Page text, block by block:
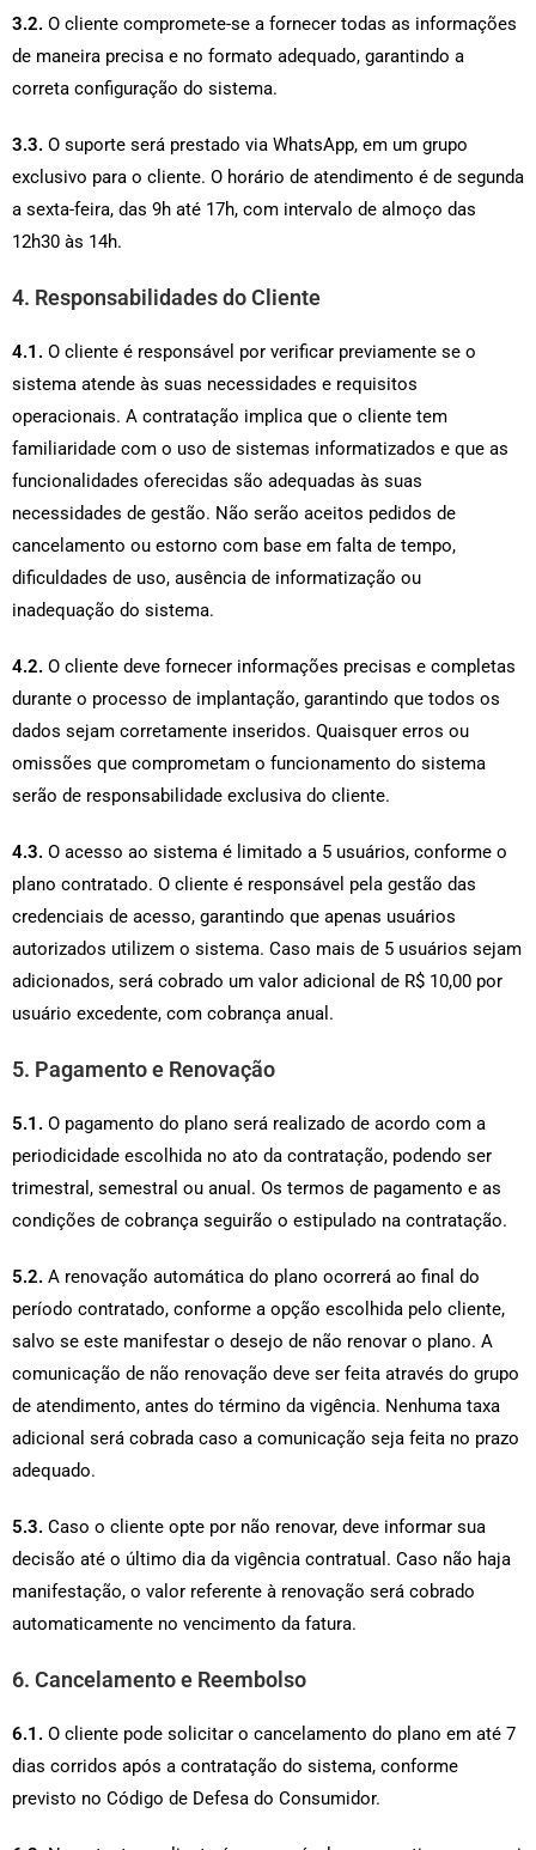
3.2. O cliente compromete-se a fornecer todas as informações
de maneira precisa e no formato adequado, garantindo a
correta configuração do sistema.
3.3. O suporte será prestado via WhatsApp, em um grupo
exclusivo para o cliente. O horário de atendimento é de segunda
a sexta-feira, das 9h até 17h, com intervalo de almoço das
12h30 às 14h.
4. Responsabilidades do Cliente
4.1. O cliente é responsável por verificar previamente se o
sistema atende às suas necessidades e requisitos
operacionais. A contratação implica que o cliente tem
familiaridade com o uso de sistemas informatizados e que as
funcionalidades oferecidas são adequadas às suas
necessidades de gestão. Não serão aceitos pedidos de
cancelamento ou estorno com base em falta de tempo,
dificuldades de uso, ausência de informatização ou
inadequação do sistema.
4.2. O cliente deve fornecer informações precisas e completas
durante o processo de implantação, garantindo que todos os
dados sejam corretamente inseridos. Quaisquer erros ou
omissões que comprometam o funcionamento do sistema
serão de responsabilidade exclusiva do cliente.
4.3. O acesso ao sistema é limitado a 5 usuários, conforme o
plano contratado. O cliente é responsável pela gestão das
credenciais de acesso, garantindo que apenas usuários
autorizados utilizem o sistema. Caso mais de 5 usuários sejam
adicionados, será cobrado um valor adicional de R$ 10,00 por
usuário excedente, com cobrança anual.
5. Pagamento e Renovação
5.1. O pagamento do plano será realizado de acordo com a
periodicidade escolhida no ato da contratação, podendo ser
trimestral, semestral ou anual. Os termos de pagamento e as
condições de cobrança seguirão o estipulado na contratação.
5.2. A renovação automática do plano ocorrerá ao final do
período contratado, conforme a opção escolhida pelo cliente,
salvo se este manifestar o desejo de não renovar o plano. A
comunicação de não renovação deve ser feita através do grupo
de atendimento, antes do término da vigência. Nenhuma taxa
adicional será cobrada caso a comunicação seja feita no prazo
adequado.
5.3. Caso o cliente opte por não renovar, deve informar sua
decisão até o último dia da vigência contratual. Caso não haja
manifestação, o valor referente à renovação será cobrado
automaticamente no vencimento da fatura.
6. Cancelamento e Reembolso
6.1. O cliente pode solicitar o cancelamento do plano em até 7
dias corridos após a contratação do sistema, conforme
previsto no Código de Defesa do Consumidor.